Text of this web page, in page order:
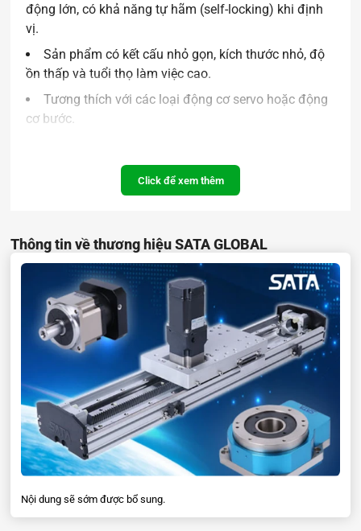
động lớn, có khả năng tự hãm (self-locking) khi định
vị.
Sản phẩm có kết cấu nhỏ gọn, kích thước nhỏ, độ
ồn thấp và tuổi thọ làm việc cao.
Tương thích với các loại động cơ servo hoặc động
cơ bước.
Click để xem thêm
Thông tin về thương hiệu SATA GLOBAL
Nội dung sẽ sớm được bổ sung.